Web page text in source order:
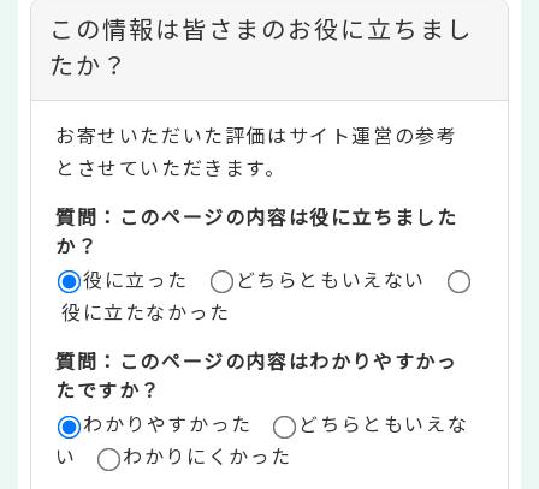
コ
ン
テ
ン
ツ
評
価
リ
ア
この情報は皆さまのお役に立ちまし
たか？
お寄せいただいた評価はサイト運営の参考
とさせていただきます。
質問：このページの内容は役に立ちました
か？
役に立った
どちらともいえない
役に立たなかった
質問：このページの内容はわかりやすかっ
たですか？
わかりやすかった
どちらともいえな
い
わかりにくかった